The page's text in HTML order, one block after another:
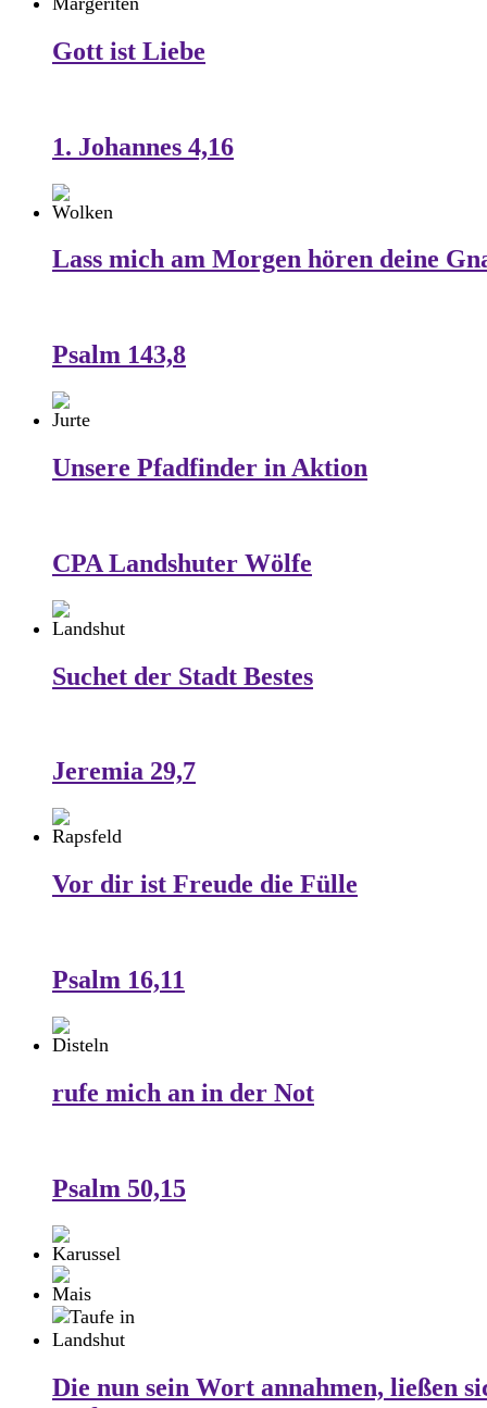
Gott ist Liebe
1. Johannes 4,16
Lass mich am Morgen hören deine
Psalm 143,8
Unsere Pfadfinder in Aktion
CPA Landshuter Wölfe
Suchet der Stadt Bestes
Jeremia 29,7
Vor dir ist Freude die Fülle
Psalm 16,11
rufe mich an in der Not
Psalm 50,15
Die nun sein Wort annahmen, ließen